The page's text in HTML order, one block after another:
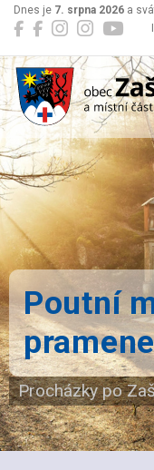
Dnes je 7. srpna 2026 a
Zašová
Poutní
Procházky po